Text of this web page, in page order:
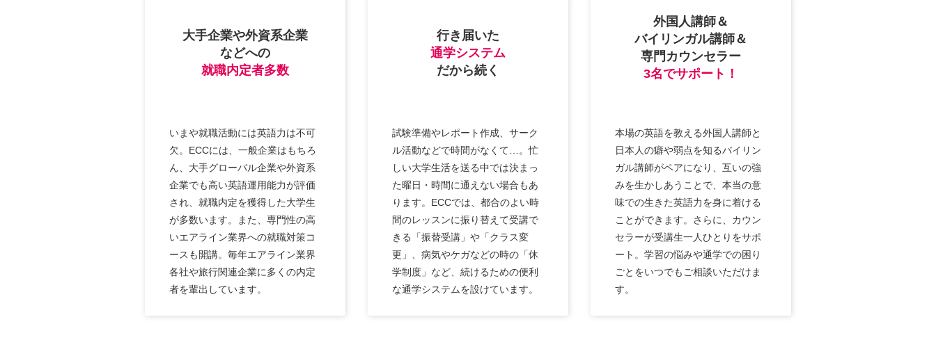
大手企業や外資系企業
などへの
就職内定者多数
いまや就職活動には英語力は不可
欠。ECCには、一般企業はもちろ
ん、大手グローバル企業や外資系
企業でも高い英語運用能力が評価
され、就職内定を獲得した大学生
が多数います。また、専門性の高
いエアライン業界への就職対策コ
ースも開講。毎年エアライン業界
各社や旅行関連企業に多くの内定
者を輩出しています。
行き届いた
通学システム
だから続く
試験準備やレポート作成、サーク
ル活動などで時間がなくて…。忙
しい大学生活を送る中では決まっ
た曜日・時間に通えない場合もあ
ります。ECCでは、都合のよい時
間のレッスンに振り替えて受講で
きる「振替受講」や「クラス変
更」、病気やケガなどの時の「休
学制度」など、続けるための便利
な通学システムを設けています。
外国人講師＆
バイリンガル講師＆
専門カウンセラー
3名でサポート！
本場の英語を教える外国人講師と
日本人の癖や弱点を知るバイリン
ガル講師がペアになり、互いの強
みを生かしあうことで、本当の意
味での生きた英語力を身に着ける
ことができます。さらに、カウン
セラーが受講生一人ひとりをサポ
ート。学習の悩みや通学での困り
ごとをいつでもご相談いただけま
す。